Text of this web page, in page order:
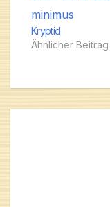
Kryptid
Ähnlicher Beitrag